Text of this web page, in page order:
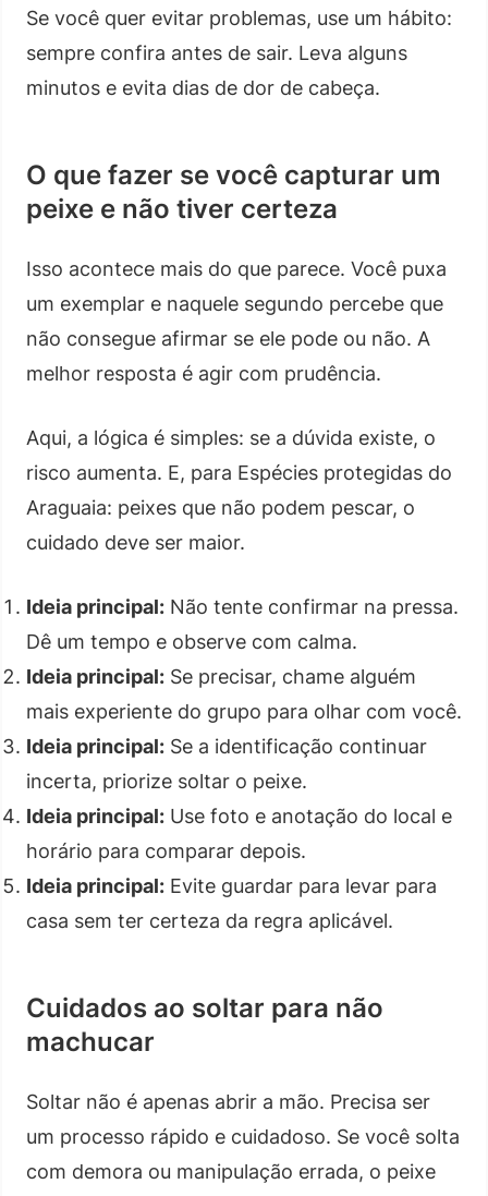
Se você quer evitar problemas, use um hábito:
sempre confira antes de sair. Leva alguns
minutos e evita dias de dor de cabeça.
O que fazer se você capturar um
peixe e não tiver certeza
Isso acontece mais do que parece. Você puxa
um exemplar e naquele segundo percebe que
não consegue afirmar se ele pode ou não. A
melhor resposta é agir com prudência.
Aqui, a lógica é simples: se a dúvida existe, o
risco aumenta. E, para Espécies protegidas do
Araguaia: peixes que não podem pescar, o
cuidado deve ser maior.
Ideia principal: Não tente confirmar na pressa.
Dê um tempo e observe com calma.
Ideia principal: Se precisar, chame alguém
mais experiente do grupo para olhar com você.
Ideia principal: Se a identificação continuar
incerta, priorize soltar o peixe.
Ideia principal: Use foto e anotação do local e
horário para comparar depois.
Ideia principal: Evite guardar para levar para
casa sem ter certeza da regra aplicável.
Cuidados ao soltar para não
machucar
Soltar não é apenas abrir a mão. Precisa ser
um processo rápido e cuidadoso. Se você solta
com demora ou manipulação errada, o peixe